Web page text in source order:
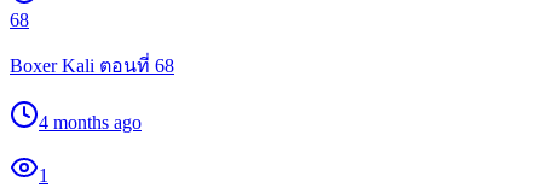
68
Boxer Kali ตอนที่ 68
4 months ago
1